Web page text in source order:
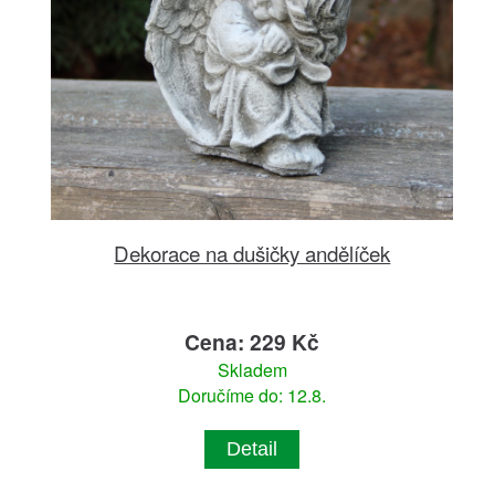
Dekorace na dušičky andělíček
Cena: 229 Kč
Skladem
Doručíme do: 12.8.
Detail